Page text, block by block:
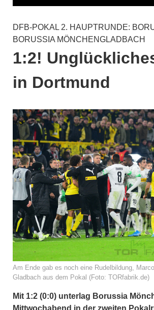
DFB-POKAL 2. HAUPTRUNDE:
BORUSSIA MÖNCHENGLADBACH
1:2!
in Dortmund
Am Ende gab es noch eine Rudelbildung,
Gladbach aus dem Pokal (Foto: TORfabrik.de)
Mit 1:2 (0:0) unterlag Borussia
Mittwochabend in der zweiten